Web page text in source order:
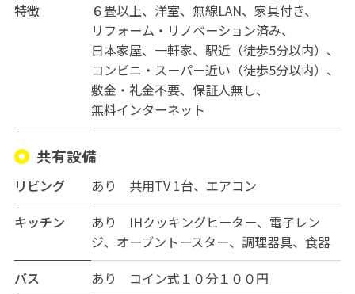
特徴
６畳以上 洋室 無線LAN
家具付き
リフォーム・リノベーション済み
日本家屋
一軒家
駅近（徒歩5分以内）
コンビニ・スーパー近い（徒歩5分以内）
敷金・礼金不要
保証人無し
無料インターネット
共有設備
リビング
あり 共用TV 1台、エアコン
キッチン
あり IHクッキングヒーター、電子レン
ジ、オーブントースター、調理器具、食器
バス
あり コイン式１０分１００円